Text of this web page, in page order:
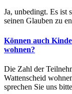
Ja, unbedingt. Es ist
seinen Glauben zu
Können auch
wohnen?
Die Zahl der
Wattenscheid
sprechen Sie uns